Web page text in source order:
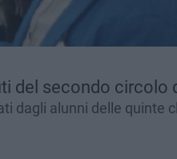
del secondo circolo
dagli alunni delle quinte